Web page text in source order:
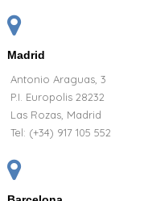
Madrid
Antonio Araguas, 3
P.I. Europolis 28232
Las Rozas, Madrid
Tel: (+34) 917 105 552